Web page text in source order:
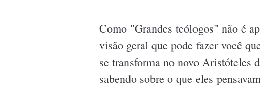
Como "Grandes teólogos" não é
visão geral que pode fazer você
se transforma no novo Aristóteles
sabendo sobre o que eles